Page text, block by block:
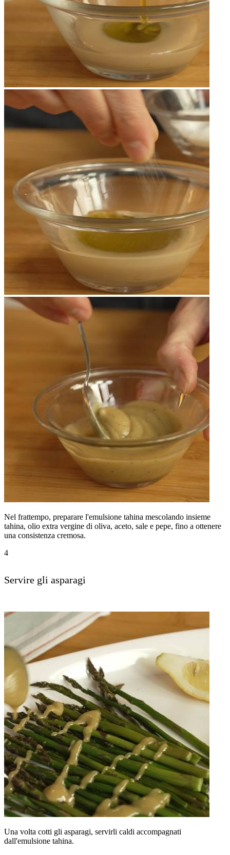
Nel frattempo, preparare l'emulsione tahina mescolando insieme
tahina, olio extra vergine di oliva, aceto, sale e pepe, fino a ottenere
una consistenza cremosa.
4
Servire gli asparagi
Una volta cotti gli asparagi, servirli caldi accompagnati
dall'emulsione tahina.